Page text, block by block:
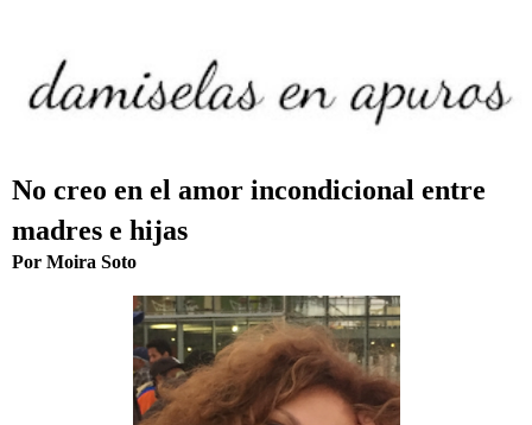
No creo en el amor incondicional entre
madres e hijas
Por Moira Soto